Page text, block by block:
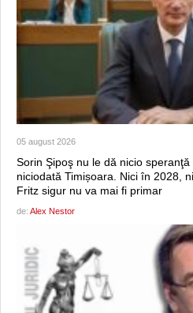
05 august 2026
Sorin Şipoş nu le dă nicio speranţă
niciodată Timișoara. Nici în 2028,
Fritz sigur nu va mai fi primar
de: Alex Nestor